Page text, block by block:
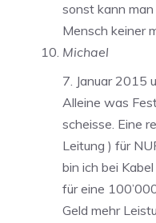
sonst kann
Mensch keiner
Michael
7. Januar 2015
Alleine was
scheisse. Eine
Leitung ) für
bin ich bei
für eine
Geld mehr